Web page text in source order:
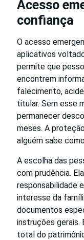
Acesso
confiança
O acesso
aplicativos
permite que
encontrem
falecimento,
titular. Sem esse
permanecer
meses. A
alguém sabe
A escolha das
com prudência.
responsabilidade
interesse da
documentos
instruções gerais.
total do